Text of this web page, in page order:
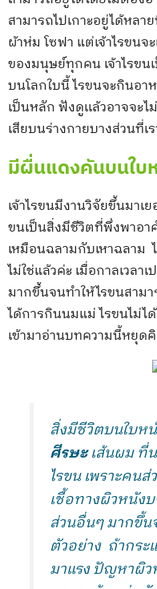
สามารถไปเกาะอยู่ได้หล
ผ้าห่ม โซฟา แต่เจ้าไรขนจ
ของมนุษย์ทุกคน เจ้าไรข
บนโลกใบนี้ ไรขนจะกินอ
เป็นหลัก ฟังดูเเล้วอาจจะ
เสียบนร่างกายบางส่วนที่เ
มีผื่นแดงคันบนใบห
เจ้าไรขนมีงานวิจัยขึ้นมาเ
ขนเป็นสิ่งมีชีวิตที่พึ่งพาอ
เหมือนฉลามกับเหาฉลาม
ไม่ใช่แล้วค่ะ เมื่อกาลเวลา
มากขึ้นจนทำให้ไรขนสา
ได้การกินนมแม่ ไรขนไม่
เข้ามาอ่านบทความนี้หยุด
สิ่งมีชีวิตบนใบห
ศีรษะเส้นผม ที่
ไรขน เพราะคน
เชื้อทางผิวหนัง
ส่วนอื่นๆ มากขึ้
ตัวอย่าง ถ้ากระ
มาแรง ปัญหาผิว